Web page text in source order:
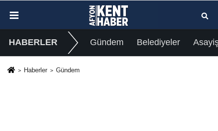
HABERLER Gündem Belediyeler
Haberler Gündem